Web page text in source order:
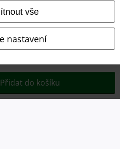
vše
nastavení
Přidat do košíku